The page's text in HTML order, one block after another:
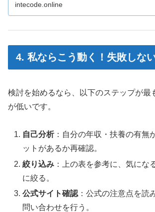
intecode.online
4. 私ならこう動く！失敗しな
検討を始めるなら、以下のステップが最
が低いです。
自己分析：自分の年収・扶養の有無
ットがあるか再確認。
絞り込み ：上の表を参考に、気にな
に絞る。
公式サイト確認 ：公式の注意点を読
問い合わせを行う。